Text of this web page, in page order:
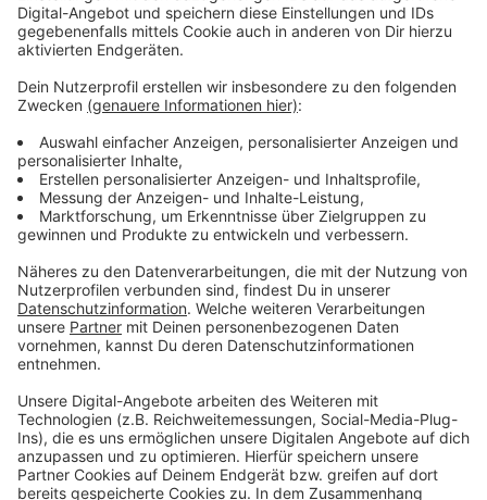
die Besucher dort. Der Allwetterzoo möchte mit dem
neuen Bereich besonders auf bedrohte Tiere
Aufmerksamkeit bekommen als etwa der Panda, die
Biene und Co. Darunter sind beispielsweise der
Feuersalamander, die Gila-Krustenchse oder der
Mitchells Waran.
Anzeige
Der Campus liegt direkt im Eingangsbereich des Zoos
an Stelle der früheren "Biocity", die früher
verschiedene Ausstellungen beherbergt hat, und
wurde in Eigenregie umgebaut. Direkt neben dem
Artenschutzcampus befinden sich weiterhin das
Internationale Zentrum für Schildkrötenschutz sowie
die Auffang- und Zuchtstation für den bedrohten
Feuersalamander.